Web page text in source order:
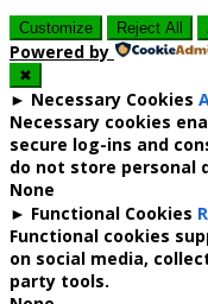
Customize Reject All
Powered by
✖
► Necessary Cookies
Necessary cookies
secure log-ins and
do not store personal
None
► Functional Cookies
Functional cookies
on social media,
party tools.